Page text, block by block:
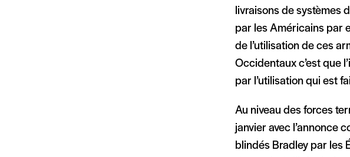
livraisons de systèmes
par les Américains par
de l’utilisation de ces
Occidentaux c’est que
par l’utilisation qui est
Au niveau des forces
janvier avec l’annonce
blindés Bradley par les